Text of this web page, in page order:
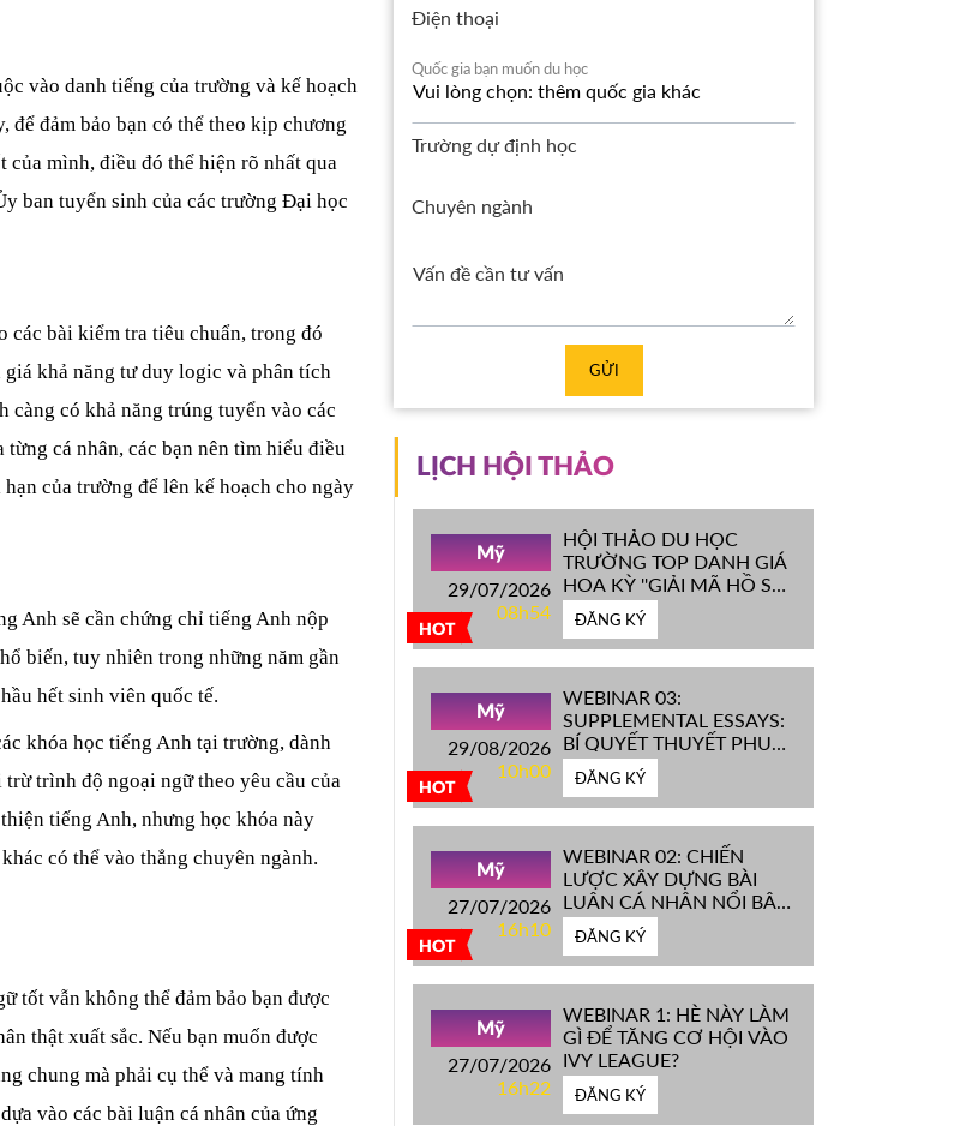
vào danh tiếng của trường và kế hoạch
để đảm bảo bạn có thể theo kịp chương
của mình, điều đó thể hiện rõ nhất qua
ban tuyển sinh của các trường Đại học
các bài kiểm tra tiêu chuẩn, trong đó
khả năng tư duy logic và phân tích
càng có khả năng trúng tuyển vào các
cá nhân, các bạn nên tìm hiểu điều
của trường để lên kế hoạch cho ngày
Anh sẽ cần chứng chỉ tiếng Anh nộp
biến, tuy nhiên trong những năm gần
hết sinh viên quốc tế.
khóa học tiếng Anh tại trường, dành
trình độ ngoại ngữ theo yêu cầu của
tiếng Anh, nhưng học khóa này
có thể vào thẳng chuyên ngành.
tốt vẫn không thể đảm bảo bạn được
thật xuất sắc. Nếu bạn muốn được
chung mà phải cụ thể và mang tính
vào các bài luận cá nhân của ứng
Điện thoại
Quốc gia bạn muốn du học
Trường dự định học
Chuyên ngành
GỬI
LỊCH HỘI THẢO
HOT
Mỹ
29/07/2026
08h54
HỘI THẢO DU HỌC
TRƯỜNG TOP DANH GIÁ
HOA KỲ ''GIẢI MÃ HỒ SƠ
IVY LEAGUE''
ĐĂNG KÝ
HOT
Mỹ
29/08/2026
10h00
WEBINAR 03:
SUPPLEMENTAL ESSAYS:
BÍ QUYẾT THUYẾT PHỤC
HỘI ĐỒNG TUYỂN SINH
ĐH TOP ĐẦU MỸ
ĐĂNG KÝ
HOT
Mỹ
27/07/2026
16h10
WEBINAR 02: CHIẾN
LƯỢC XÂY DỰNG BÀI
LUẬN CÁ NHÂN NỔI BẬT
CHINH PHỤC ĐH TOP
ĐẦU MỸ
ĐĂNG KÝ
Mỹ
27/07/2026
16h22
WEBINAR 1: HÈ NÀY LÀM
GÌ ĐỂ TĂNG CƠ HỘI VÀO
IVY LEAGUE?
ĐĂNG KÝ